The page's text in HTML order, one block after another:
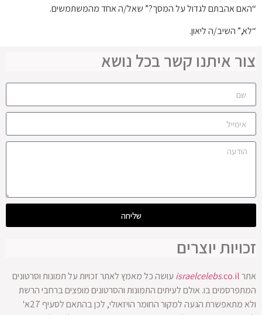
“האם אהבתם לגדול על המסך?” שאל/ה אחד מהמשתמשים.
“לא,” השיב/ה ליאון.
צור איתנו קשר בכל נושא
שליחה
זכויות יוצרים
אתר israelcelebs.co.il
עושה כל מאמץ לאתר זכויות על תמונות וסרטונים
המתפרסמים בו. אולם לעיתים התמונות והסרטונים מופצים ברחבי הרשת
ולא מתאפשרת הגעה למקור החומר הויזאולי, לכן בהתאם לסעיף 27א'